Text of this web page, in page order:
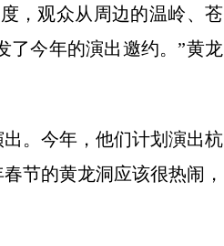
，观众从周边的温岭、苍
了今年的演出邀约。”黄龙
。今年，他们计划演出杭
节的黄龙洞应该很热闹，